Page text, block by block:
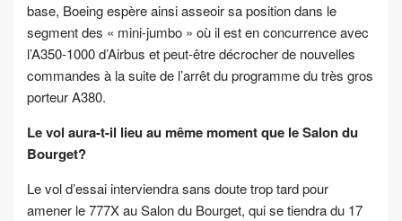
base, Boeingespère ainsi asseoir sa position dans le
segment des « mini-jumbo » où il est en concurrence avec
l’A350-1000 d’Airbus et peut-être décrocher de nouvelles
commandes à la suite de l’arrêt du programme du très gros
porteur A380.
Le vol aura-t-il lieu au même moment que le Salon du
Bourget?
Le vol d’essai interviendra sans doute trop tard pour
amener le 777X au Salon du Bourget, qui se tiendra du 17